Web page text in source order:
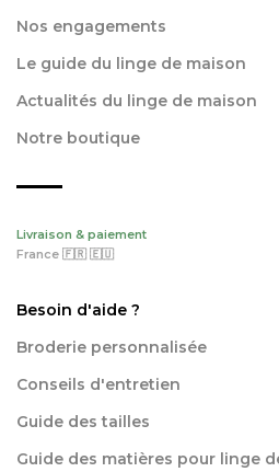
Nos engagements
Le guide du linge de maison
Actualités du linge de maison
Notre boutique
Livraison & paiement
France 🇫🇷 🇪🇺
Besoin d'aide ?
Broderie personnalisée
Conseils d'entretien
Guide des tailles
Guide des matières pour linge